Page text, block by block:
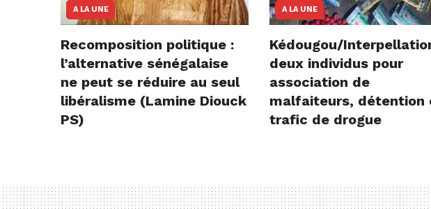
A LA UNE
Recomposition politique :
l’alternative sénégalaise
ne peut se réduire au seul
libéralisme (Lamine Diouck
PS)
A LA UNE
Kédougou/
deux individus pour
association de
malfaiteurs, détention
trafic de drogue